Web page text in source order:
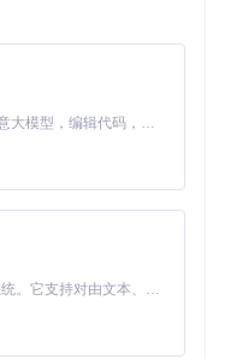
不兼容，建议使用Qt 5.
含三大功能区域：
Claude Code 的开源替代方案。连接任意大模型，编辑代码，运行命令，自动验证 — 全自动执行。用 Rust 构建，极致性能。 ｜ An open-source alternative to Claude Code. Connect any LLM, edit code, run commands, and verify changes — autonomously. Built in Rust for speed. Get Started
MiniMax H3 是一个通用的全模态生成系统。它支持对由文本、图像、视频和音频组成的多模态上下文进行统一理解，并能生成分辨率高达 2K、时长可达 15 秒的带原生立体声音频的视频。得益于面向任务泛化的系统设计，H3 在预训练阶段就已具备广泛的多模态上下文理解与生成能力，能够出色地执行复杂的多模态指令。